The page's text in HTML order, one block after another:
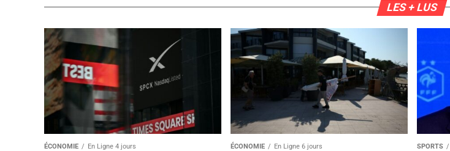
LES + LUS
ÉCONOMIE En Ligne 4 jours ÉCONOMIE En Ligne 6 jours SPORTS